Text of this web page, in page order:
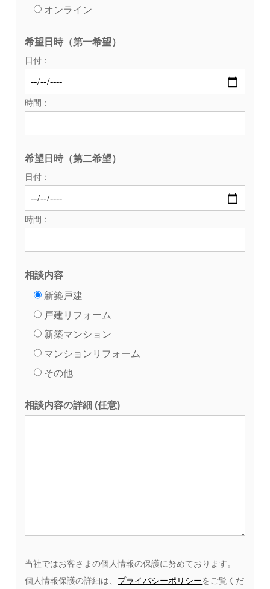
オンライン
希望日時（第一希望）
日付：
時間：
希望日時（第二希望）
日付：
時間：
相談内容
新築戸建
戸建リフォーム
新築マンション
マンションリフォーム
その他
相談内容の詳細 (任意)
当社ではお客さまの個人情報の保護に努めております。
個人情報保護の詳細は、 プライバシーポリシーをご覧くだ